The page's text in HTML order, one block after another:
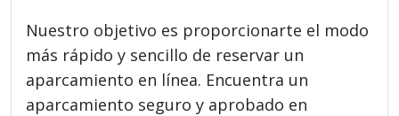
Nuestro objetivo es proporcionarte el modo
más rápido y sencillo de reservar un
aparcamiento en línea. Encuentra un
aparcamiento seguro y aprobado en